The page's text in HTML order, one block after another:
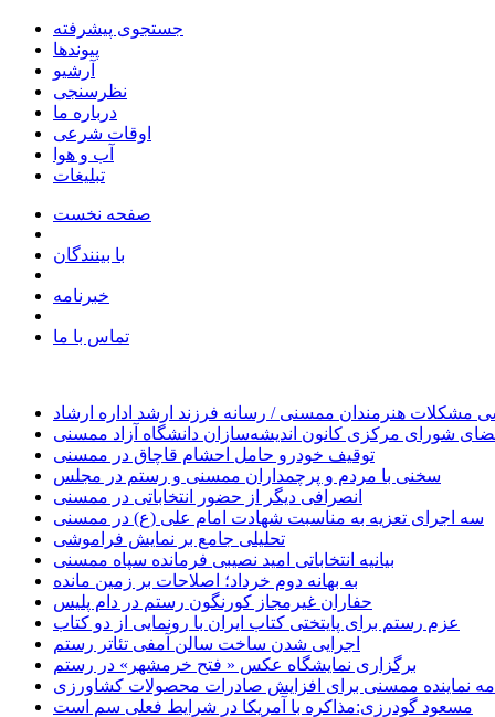
جستجوی پیشرفته
پیوندها
آرشیو
نظرسنجی
درباره ما
اوقات شرعی
آب و هوا
تبلیغات
صفحه نخست
با بینندگان
خبرنامه
تماس با ما
مشکلات هنرمندان ممسنی / رسانه فرزند ارشد اداره ارشاد
شورای مرکزی کانون اندیشه‌سازان دانشگاه آزاد ممسنی
توقیف خودرو حامل احشام قاچاق در ممسنی
سخنی با مردم و پرچمداران ممسنی و رستم در مجلس
انصرافی دیگر از حضور انتخاباتی در ممسنی
سه اجرای تعزیه به مناسبت شهادت امام علی (ع) در ممسنی
تحلیلی جامع بر نمایش فراموشی
بیانیه انتخاباتی امید نصیبی فرمانده سپاه ممسنی
به بهانه دوم خرداد؛ اصلاحات بر زمین مانده
حفاران غیرمجاز کورنگون رستم در دام پلیس
عزم رستم برای پایتختی کتاب ایران با رونمایی از دو کتاب
اجرایی شدن ساخت سالن آمفی تئاتر رستم
برگزاری نمایشگاه عکس « فتح خرمشهر» در رستم
نماینده ممسنی برای افزایش صادرات محصولات کشاورزی
مسعود گودرزی:مذاکره با آمریکا در شرایط فعلی سم است